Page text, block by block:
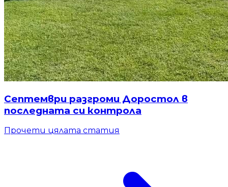
Септември разгроми Доростол в
последната си контрола
Прочети цялата статия